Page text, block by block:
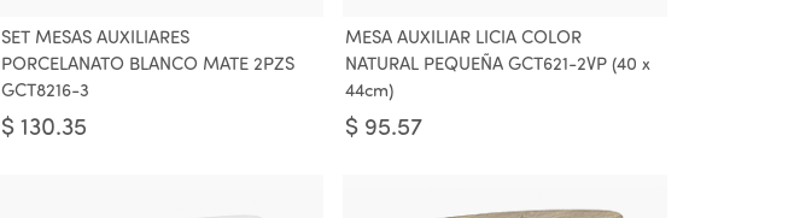
SET MESAS AUXILIARES
PORCELANATO BLANCO MATE 2PZS
GCT8216-3
$ 130.35
MESA AUXILIAR LICIA COLOR
NATURAL PEQUEÑA GCT621-2VP (40 x
44cm)
$ 95.57